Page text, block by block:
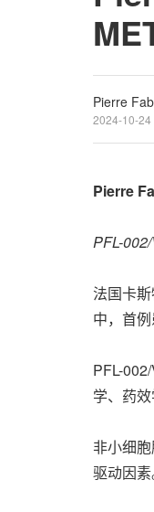
Pierre
2024-10-24
Pierre
PFL-
法国卡
中，首
PFL-
学、药
非小细
驱动因素